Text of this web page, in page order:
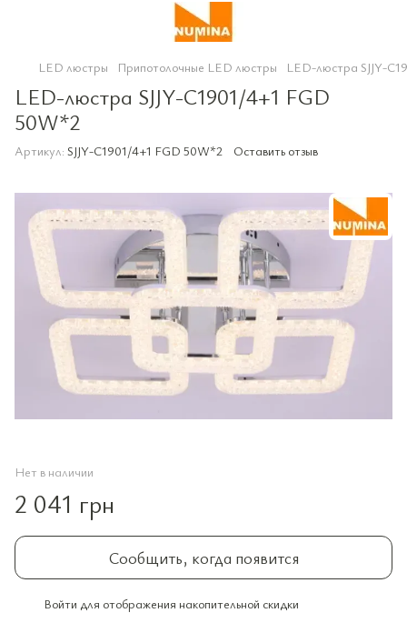
LED люстры Припотолочные LED люстры LED-люстра SJJY-
LED-люстра SJJY-C1901/4+1 FGD
50W*2
Артикул: SJJY-C1901/4+1 FGD 50W*2 Оставить отзыв
Нет в наличии
2 041 грн
Сообщить, когда появится
Войти для отображения накопительной скидки